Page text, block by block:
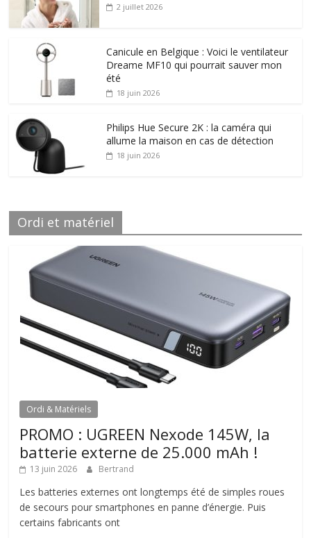
2 juillet 2026
Canicule en Belgique : Voici le ventilateur
Dreame MF10 qui pourrait sauver mon
été
18 juin 2026
Philips Hue Secure 2K : la caméra qui
allume la maison en cas de détection
18 juin 2026
Ordi et matériel
Ordi & Matériels
PROMO : UGREEN Nexode 145W, la
batterie externe de 25.000 mAh !
13 juin 2026 Bertrand
Les batteries externes ont longtemps été de simples roues
de secours pour smartphones en panne d’énergie. Puis
certains fabricants ont